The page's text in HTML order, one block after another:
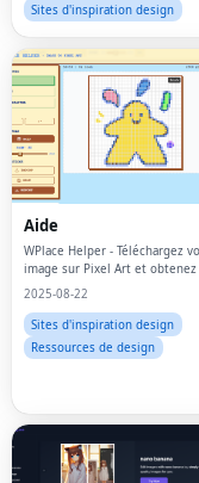
Sites d'inspiration design
Aide
WPlace Helper - Téléchargez
image sur Pixel Art et obtenez
idée d'art pixel
2025-08-22
Sites d'inspiration design
Ressources de design